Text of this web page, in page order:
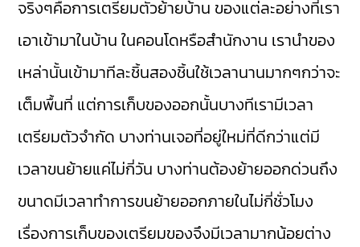
จริงๆคือการเตรียมตัวย้ายบ้าน ของแต่ละอย่างที่เรา
เอาเข้ามาในบ้าน ในคอนโดหรือสำนักงาน เรานำของ
เหล่านั้นเข้ามาทีละชิ้นสองชิ้นใช้เวลานานมากๆกว่าจะ
เต็มพื้นที่ แต่การเก็บของออกนั้นบางทีเรามีเวลา
เตรียมตัวจำกัด บางท่านเจอที่อยู่ใหม่ที่ดีกว่าแต่มี
เวลาขนย้ายแค่ไม่กี่วัน บางท่านต้องย้ายออกด่วนถึง
ขนาดมีเวลาทำการขนย้ายออกภายในไม่กี่ชั่วโมง
เรื่องการเก็บของเตรียมของจึงมีเวลามากน้อยต่าง